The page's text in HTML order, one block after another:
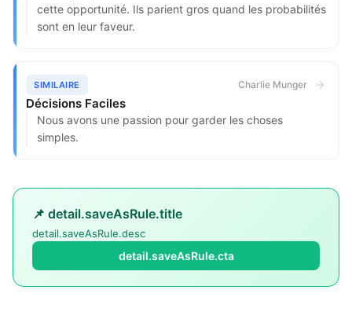
cette opportunité. Ils parient gros quand les probabilités
sont en leur faveur.
SIMILAIRE Charlie Munger
Décisions Faciles
Nous avons une passion pour garder les choses
simples.
📌 detail.saveAsRule.title
detail.saveAsRule.desc
detail.saveAsRule.cta